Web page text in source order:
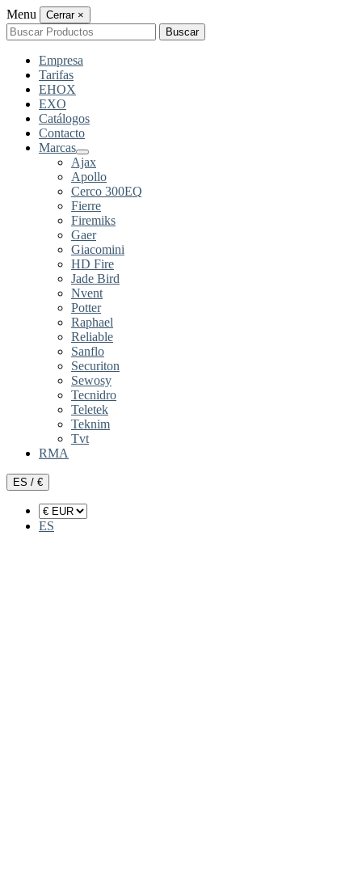
Menu Cerrar ×
Buscar
por:
Buscar
Empresa
Tarifas
EHOX
EXO
Catálogos
Contacto
Marcas
Ajax
Apollo
Cerco 300EQ
Fierre
Firemiks
Gaer
Giacomini
HD Fire
Jade Bird
Nvent
Potter
Raphael
Reliable
Sanflo
Securiton
Sewosy
Tecnidro
Teletek
Teknim
Tvt
RMA
ES / €
ES